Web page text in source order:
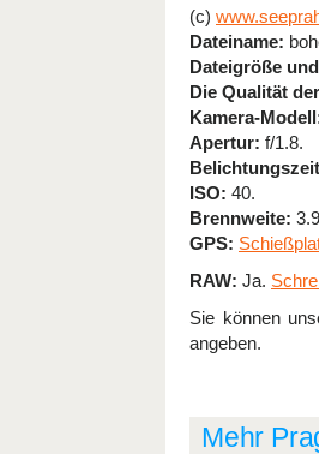
(c)
Dateiname:
Dateigröße
Die Qualität
Kamera-
Apertur: f/1.8.
ISO: 40.
Brennweite:
GPS:
RAW: Ja.
Sie können
angeben.
Mehr